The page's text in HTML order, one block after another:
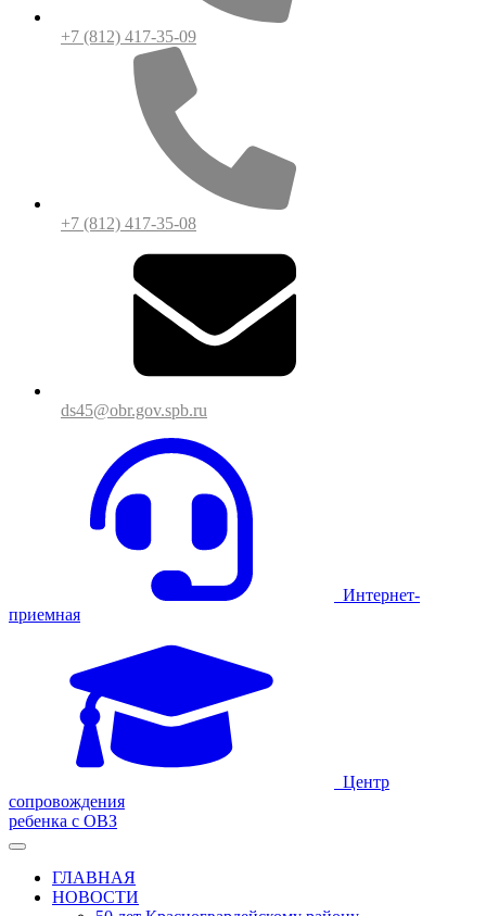
+7 (812) 417-35-09
+7 (812) 417-35-08
ds45@obr.gov.spb.ru
Интернет-
приемная
Центр
сопровождения
ребенка с ОВЗ
ГЛАВНАЯ
НОВОСТИ